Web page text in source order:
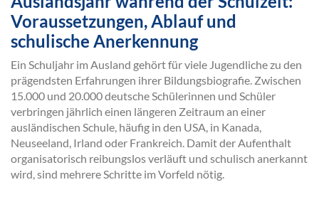
Voraussetzungen, Ablauf und
schulische Anerkennung
Ein Schuljahr im Ausland gehört für viele Jugendliche zu den
prägendsten Erfahrungen ihrer Bildungsbiografie. Zwischen
15.000 und 20.000 deutsche Schülerinnen und Schüler
verbringen jährlich einen längeren Zeitraum an einer
ausländischen Schule, häufig in den USA, in Kanada,
Neuseeland, Irland oder Frankreich. Damit der Aufenthalt
organisatorisch reibungslos verläuft und schulisch anerkannt
wird, sind mehrere Schritte im Vorfeld nötig.